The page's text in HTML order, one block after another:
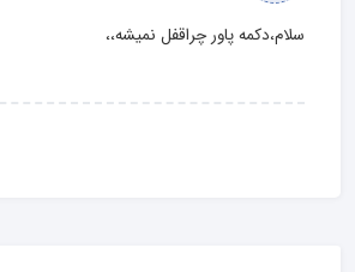
سلام،دکمه پاور چراقفل نمیشه،،